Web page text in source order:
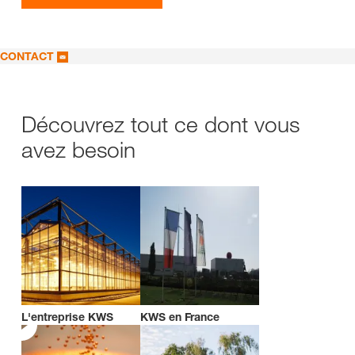
CONTACT
Découvrez tout ce dont vous
avez besoin
L'entreprise KWS KWS en France